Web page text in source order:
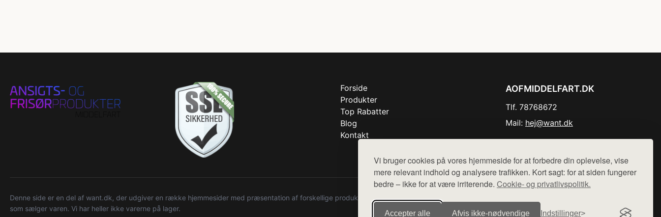
Vi bruger cookies på vores hjemmeside for at forbedre din oplevelse, vise
mere relevant indhold og analysere trafikken. Kort sagt: for at siden fungerer
bedre – ikke for at være irriterende. Cookie- og privatlivspolitik.
Accepter alle Afvis ikke‑nødvendige Indstillinger
Forside
Produkter
Top Rabatter
Blog
Kontakt
AOFMIDDELFART.DK
Tlf. 78768672
Mail: hej@want.dk
Denne side er en del af want.dk, der udgiver en række hjemmesider med præsentation af forskellige produkter fra diverse webshops. Der sælges ikke varer fra denne side - vi henviser til de shops,
som sælger varen. Vi har heller ikke varerne på lager.